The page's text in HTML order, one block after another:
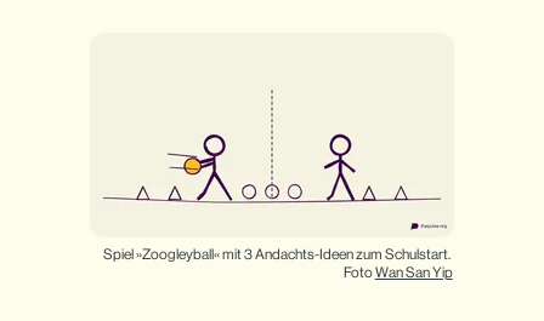
Spiel »Zoogleyball« mit 3 Andachts-Ideen zum Schulstart.
Foto Wan San Yip